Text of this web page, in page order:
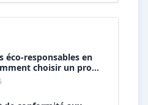
éco-responsables en
choisir un pro